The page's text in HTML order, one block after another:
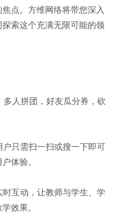
点。方维网络将带您深入
索这个充满无限可能的领
只需扫一扫或搜一下即可
体验。
互动，让教师与学生、学
效果。